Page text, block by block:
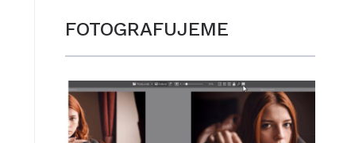
FOTOGRAFUJEME